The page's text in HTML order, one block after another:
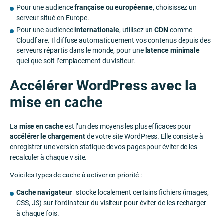
Pour une audiencefrançaise ou européenne, choisissez un
serveur situé en Europe.
Pour une audienceinternationale, utilisez un CDN comme
Cloudflare. Il diffuse automatiquement vos contenus depuis des
serveurs répartis dans le monde, pour une latence minimale
quel que soit l’emplacement du visiteur.
Accélérer WordPress avec la
mise en cache
La mise en cacheest l’un des moyens les plus efficaces pour
accélérer le chargementde votre site WordPress. Elle consiste à
enregistrer une version statique de vos pages pour éviter de les
recalculer à chaque visite.
Voici les types de cache à activer en priorité :
Cache navigateur: stocke localement certains fichiers (images,
CSS, JS) sur l’ordinateur du visiteur pour éviter de les recharger
à chaque fois.